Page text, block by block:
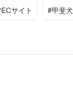
サイト #甲斐犬